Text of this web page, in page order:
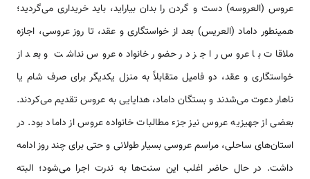
عروس (العروسه) دست و گردن را بدان بیاراید، باید خریداری ‌‌‌‌‌‌‌‌‌‌‌‌می‌گردید؛
همین­طور داماد (العریس) بعد از خو‌‌‌‌‌‌‌‌‌استگاری و عقد، تا روز عروسی، اجازه
ملاقات با عروس را جز در حضور خانواده عروس نداشت و بعد از
خو‌‌‌‌‌‌‌‌‌استگاری و عقد، دو فامیل متقابلاً به منزل یکدیگر برای صرف شام یا
نا‌‌‌‌‌‌‌‌هار دعوت ‌‌‌‌‌‌‌‌‌‌‌می‌شدند و بستگان داماد، هدایایی به عروس تقدیم ‌‌‌‌‌‌می‌کردند.
بعضی از جهیزیه عروس نیز جزء مطالبات خانواده عروس از داماد بود. در
‌‌‌‌‌‌‌‌‌استان‌‌‌‌‌‌‌‌‌‌‌‌‌‌های ساحلی، مراسم عروسی بسیار طولانی و حتی برای چند روز ادامه
داشت. در حال حاضر اغلب این سنت‌‌‌‌‌‌‌‌‌‌‌‌‌‌ها به ندرت اجرا ‌‌‌‌‌‌می‌شود؛ البته